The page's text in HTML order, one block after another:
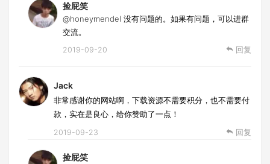
捡屁笑
@honeymendel 没有问题的。如果有问题，可以进群
交流。
2019-09-20 回复
Jack
非常感谢你的网站啊，下载资源不需要积分，也不需要付
款，实在是良心，给你赞助了一点！
2019-09-23 回复
捡屁笑